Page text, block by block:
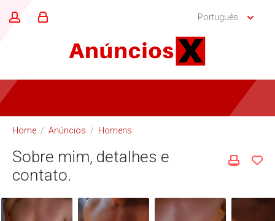
Português
Home / Anúncios / Homens
Sobre mim, detalhes e
contato.